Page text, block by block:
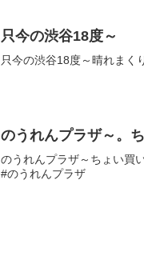
只今の渋谷18度～
只今の渋谷18度～晴れまく
のうれんプラザ～。
のうれんプラザ～ちょい買
#のうれんプラザ